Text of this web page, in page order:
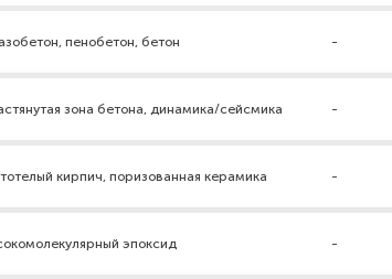
пенобетон, бетон -
зона бетона, динамика/сейсмика -
кирпич, поризованная керамика -
эпоксид -